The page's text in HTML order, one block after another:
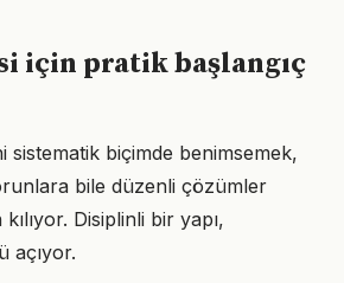
için pratik başlangıç
sistematik biçimde benimsemek,
bile düzenli çözümler
Disiplinli bir yapı,
açıyor.